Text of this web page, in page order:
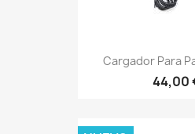
Cargador Para
44,00